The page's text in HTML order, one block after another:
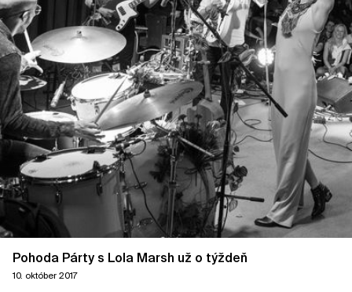
Pohoda Párty s Lola Marsh už o týždeň
10. október 2017